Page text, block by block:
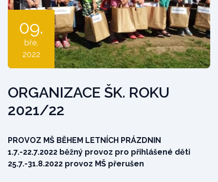
09.
bře,
2022
ORGANIZACE ŠK. ROKU
2021/22
PROVOZ MŠ BĚHEM LETNÍCH PRÁZDNIN
1.7.-22.7.2022 běžný provoz pro přihlášené děti
25.7.-31.8.2022 provoz MŠ přerušen